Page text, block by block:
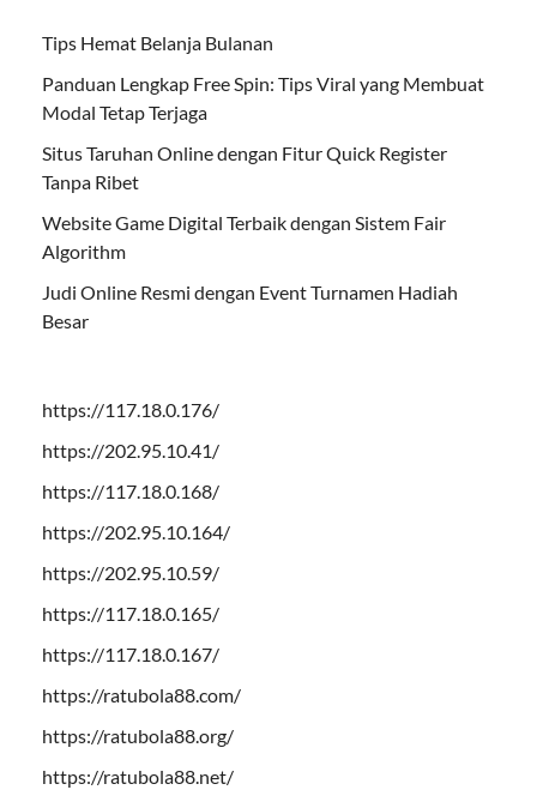
Tips Hemat Belanja Bulanan
Panduan Lengkap Free Spin: Tips Viral yang Membuat
Modal Tetap Terjaga
Situs Taruhan Online dengan Fitur Quick Register
Tanpa Ribet
Website Game Digital Terbaik dengan Sistem Fair
Algorithm
Judi Online Resmi dengan Event Turnamen Hadiah
Besar
https://117.18.0.176/
https://202.95.10.41/
https://117.18.0.168/
https://202.95.10.164/
https://202.95.10.59/
https://117.18.0.165/
https://117.18.0.167/
https://ratubola88.com/
https://ratubola88.org/
https://ratubola88.net/